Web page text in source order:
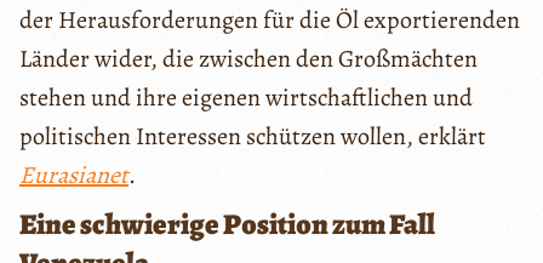
der Herausforderungen für die Öl exportierenden
Länder wider, die zwischen den Großmächten
stehen und ihre eigenen wirtschaftlichen und
politischen Interessen schützen wollen, erklärt
Eurasianet.
Eine schwierige Position zum Fall